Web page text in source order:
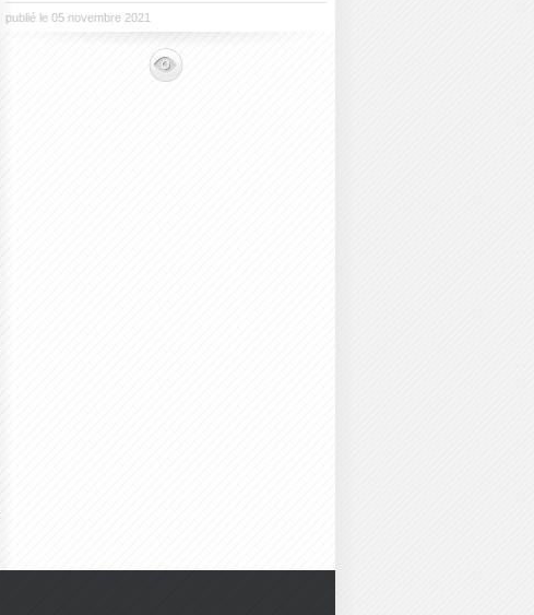
publié le 05 novembre 2021